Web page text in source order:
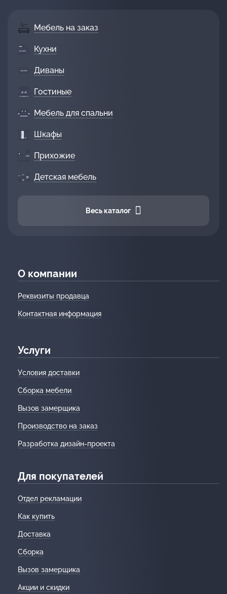
Мебель на заказ
Кухни
Диваны
Гостиные
Мебель для спальни
Шкафы
Прихожие
Детская мебель
Весь каталог
О компании
Реквизиты продавца
Контактная информация
Услуги
Условия доставки
Сборка мебели
Вызов замерщика
Производство на заказ
Разработка дизайн-проекта
Для покупателей
Отдел рекламации
Как купить
Доставка
Сборка
Вызов замерщика
Акции и скидки